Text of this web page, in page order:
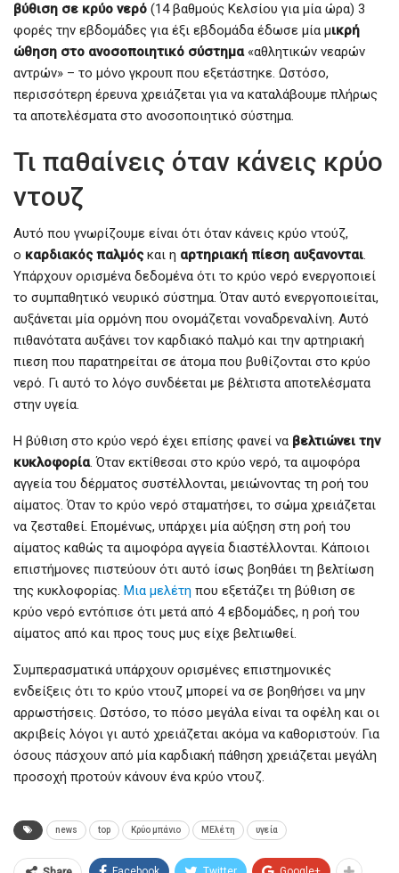
βύθιση σε κρύο νερό (14 βαθμούς Κελσίου για μία ώρα) 3
φορές την εβδομάδες για έξι εβδομάδα έδωσε μία μικρή
ώθηση στο ανοσοποιητικό σύστημα«αθλητικών νεαρών
αντρών» – το μόνο γκρουπ που εξετάστηκε. Ωστόσο,
περισσότερη έρευνα χρειάζεται για να καταλάβουμε πλήρως
τα αποτελέσματα στο ανοσοποιητικό σύστημα.
Τι παθαίνεις όταν κάνεις κρύο
ντουζ
Αυτό που γνωρίζουμε είναι ότι όταν κάνεις κρύο ντούζ,
ο καρδιακός παλμός και η αρτηριακή πίεση αυξανονται.
Υπάρχουν ορισμένα δεδομένα ότι το κρύο νερό ενεργοποιεί
το συμπαθητικό νευρικό σύστημα. Όταν αυτό ενεργοποιείται,
αυξάνεται μία ορμόνη που ονομάζεται νοναδρεναλίνη. Αυτό
πιθανότατα αυξάνει τον καρδιακό παλμό και την αρτηριακή
πιεση που παρατηρείται σε άτομα που βυθίζονται στο κρύο
νερό. Γι αυτό το λόγο συνδέεται με βέλτιστα αποτελέσματα
στην υγεία.
Η βύθιση στο κρύο νερό έχει επίσης φανεί να βελτιώνει την
κυκλοφορία. Όταν εκτίθεσαι στο κρύο νερό, τα αιμοφόρα
αγγεία του δέρματος συστέλλονται, μειώνοντας τη ροή του
αίματος. Όταν το κρύο νερό σταματήσει, το σώμα χρειάζεται
να ζεσταθεί. Επομένως, υπάρχει μία αύξηση στη ροή του
αίματος καθώς τα αιμοφόρα αγγεία διαστέλλονται. Κάποιοι
επιστήμονες πιστεύουν ότι αυτό ίσως βοηθάει τη βελτίωση
της κυκλοφορίας. Μια μελέτη που εξετάζει τη βύθιση σε
κρύο νερό εντόπισε ότι μετά από 4 εβδομάδες, η ροή του
αίματος από και προς τους μυς είχε βελτιωθεί.
Συμπερασματικά υπάρχουν ορισμένες επιστημονικές
ενδείξεις ότι το κρύο ντουζ μπορεί να σε βοηθήσει να μην
αρρωστήσεις. Ωστόσο, το πόσο μεγάλα είναι τα οφέλη και οι
ακριβείς λόγοι γι αυτό χρειάζεται ακόμα να καθοριστούν. Για
όσους πάσχουν από μία καρδιακή πάθηση χρειάζεται μεγάλη
προσοχή προτούν κάνουν ένα κρύο ντουζ.
news top Κρύο μπάνιο ΜΕλέτη υγεία